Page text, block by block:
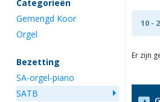
Categorieën
Gemengd Koor
Orgel
Bezetting
SA-orgel-piano
SATB
10 -
Er zijn